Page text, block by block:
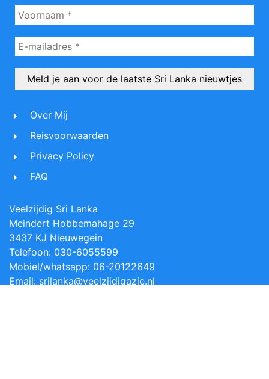
Over Mij
Reisvoorwaarden
Privacy Policy
FAQ
Veelzijdig Sri Lanka
Meindert Hobbemahage 29
3437 KJ Nieuwegein
Telefoon: 030-6055599
Mobiel/whatsapp: 06-20122649
Email: srilanka@veelzijdigazie.nl